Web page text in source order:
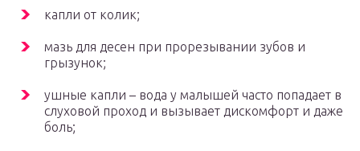
капли от колик;
мазь для десен при прорезывании зубов и
грызунок;
ушные капли – вода у малышей часто попадает в
слуховой проход и вызывает дискомфорт и даже
боль;